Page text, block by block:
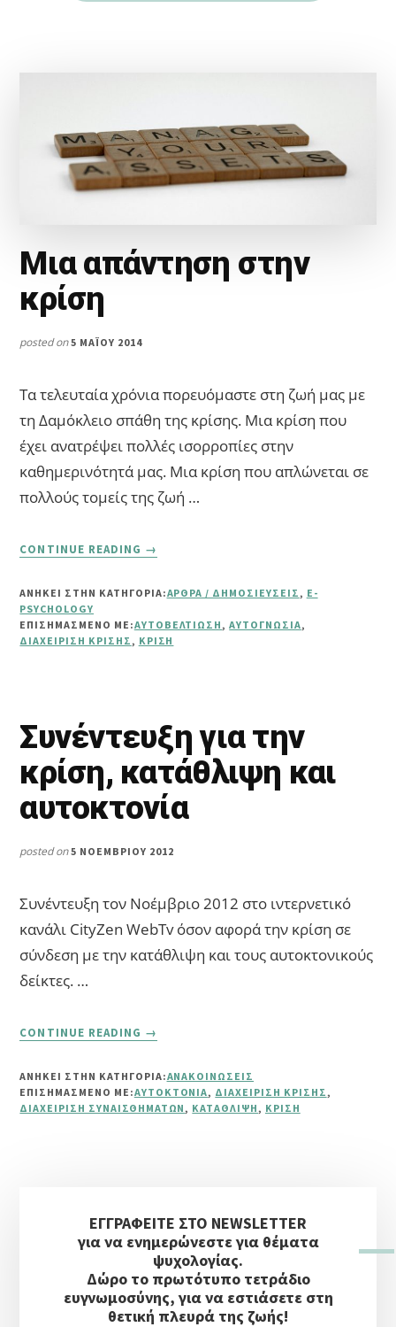
Μια απάντηση στην
κρίση
posted on5 ΜΑΪ́ΟΥ 2014
Τα τελευταία χρόνια πορευόμαστε στη ζωή μας με
τη Δαμόκλειο σπάθη της κρίσης. Μια κρίση που
έχει ανατρέψει πολλές ισορροπίες στην
καθημερινότητά μας. Μια κρίση που απλώνεται σε
πολλούς τομείς της ζωή …
CONTINUE READING
ΜΙΑ
ΣΤΗΝ
ΚΡΊΣΗ
→
ΑΝΗΚΕΙ ΣΤΗΝ ΚΑΤΗΓΟΡΙΑ:ΆΡΘΡΑ / ΔΗΜΟΣΙΕΎΣΕΙΣ , E-
PSYCHOLOGY
ΕΠΙΣΗΜΑΣΜΈΝΟ ΜΕ:ΑΥΤΟΒΕΛΤΊΩΣΗ ,ΑΥΤΟΓΝΩΣΊΑ,
ΔΙΑΧΕΊΡΙΣΗ ΚΡΊΣΗΣ , ΚΡΊΣΗ
Συνέντευξη για την
κρίση, κατάθλιψη και
αυτοκτονία
posted on5 ΝΟΕΜΒΡΊΟΥ 2012
Συνέντευξη τον Νοέμβριο 2012 στο ιντερνετικό
κανάλι CityZen WebTv όσον αφορά την κρίση σε
σύνδεση με την κατάθλιψη και τους αυτοκτονικούς
δείκτες. …
CONTINUE READING
ΣΥΝΈΝΤΕΥΞΗ
ΤΗΝ
ΚΡΊΣΗ,
→
ΑΝΗΚΕΙ ΣΤΗΝ ΚΑΤΗΓΟΡΙΑ:ΑΝΑΚΟΙΝΏΣΕΙΣ
ΕΠΙΣΗΜΑΣΜΈΝΟ ΜΕ:ΑΥΤΟΚΤΟΝΊΑ, ΔΙΑΧΕΊΡΙΣΗ ΚΡΊΣΗΣ ,
ΔΙΑΧΕΊΡΙΣΗ ΣΥΝΑΙΣΘΗΜΆΤΩΝ , ΚΑΤΆΘΛΙΨΗ , ΚΡΊΣΗ
ΠλευρικήΕΓΓΡΑΦΕΙΤΕ ΣΤΟ NEWSLETTER
για να ενημερώνεστε για θέματα
ψυχολογίας.
Δώρο το πρωτότυπο τετράδιο
ευγνωμοσύνης, για να εστιάσετε στη
θετική πλευρά της ζωής!